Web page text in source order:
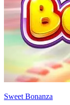
Sweet Bonanza